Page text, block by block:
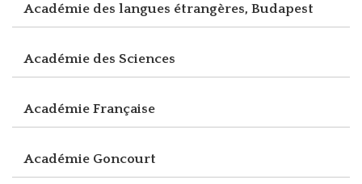
Académie des langues étrangères, Budapest
Académie des Sciences
Académie Française
Académie Goncourt